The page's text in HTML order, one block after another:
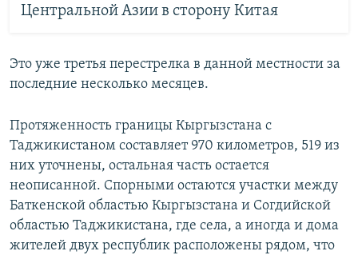
Центральной Азии в сторону Китая
Это уже третья перестрелка в данной местности за
последние несколько месяцев.
Протяженность границы Кыргызстана с
Таджикистаном составляет 970 километров, 519 из
них уточнены, остальная часть остается
неописанной. Спорными остаются участки между
Баткенской областью Кыргызстана и Согдийской
областью Таджикистана, где села, а иногда и дома
жителей двух республик расположены рядом, что